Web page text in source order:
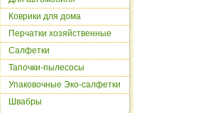
Коврики для дома
Перчатки хозяйственные
Салфетки
Тапочки-пылесосы
Упаковочные Эко-салфетки
Швабры